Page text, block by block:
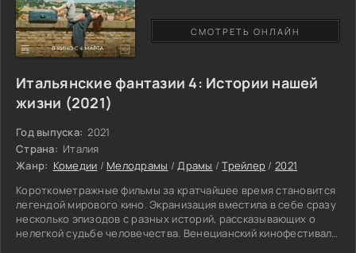
Итальянские фантазии 4: Истории нашей
жизни (2021)
Год выпуска: 2021
Страна: Италия
Жанр: Комедии / Мелодрамы /Драмы /Трейлер /2021
Короткометражные фильмы за кратчайшее время становится
легендой мирового кино. Экранизация вместила в себе сразу
несколько эпизодов с разных историй, рассказывающих о
нелегкой судьбе человечества. Венецианский кинофестиваль
СМОТРЕТЬ ОНЛАЙН